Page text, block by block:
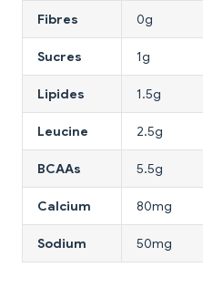
Fibres 0g
Sucres 1g
Lipides 1.5g
Leucine 2.5g
BCAAs 5.5g
Calcium 80mg
Sodium 50mg